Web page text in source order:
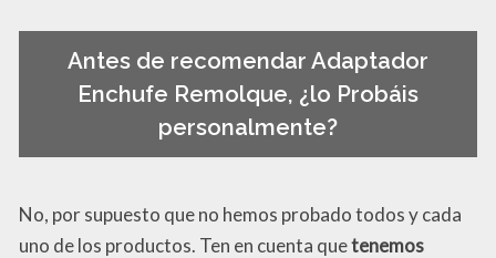
Antes de recomendar Adaptador
Enchufe Remolque, ¿lo Probáis
personalmente?
No, por supuesto que no hemos probado todos y cada
uno de los productos. Ten en cuenta quetenemos